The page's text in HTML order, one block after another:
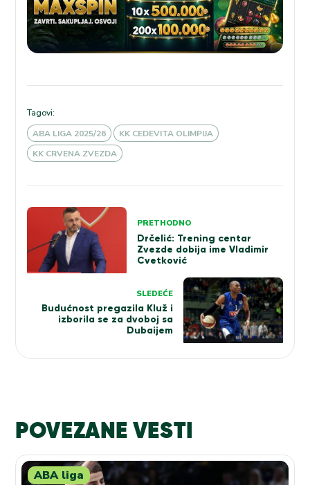
Tagovi:
ABA LIGA 2025/26
KK CEDEVITA OLIMPIJA
KK CRVENA ZVEZDA
Kretanje
članka
PRETHODNO
Drčelić: Trening centar
Zvezde dobija ime Vladimir
Cvetković
SLEDEĆE
Budućnost pregazila Kluž i
izborila se za dvoboj sa
Dubaijem
POVEZANE VESTI
ABA liga